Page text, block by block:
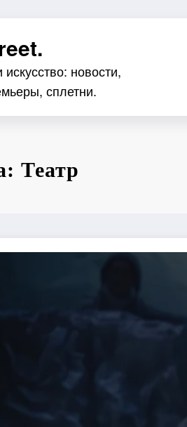
искусство: новости,
сплетни.
Театр